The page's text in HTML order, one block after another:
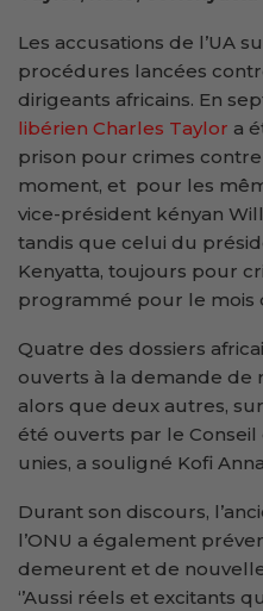
Les accusations de l’UA
procédures lancées
dirigeants africains. En
libérien Charles Taylor a
prison pour crimes
moment, et pour les
vice-président kényan
tandis que celui du
Kenyatta, toujours pour
programmé pour le mois
Quatre des dossiers
ouverts à la demande de
alors que deux autres,
été ouverts par le
unies, a souligné Kofi
Durant son discours,
l’ONU a également
demeurent et de
‘’Aussi réels et excitants